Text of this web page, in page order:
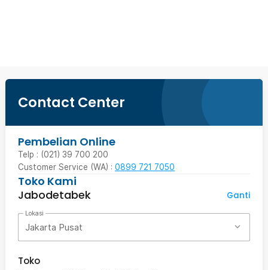
Contact Center
Pembelian Online
Telp : (021) 39 700 200
Customer Service (WA) : 0899 721 7050
Toko Kami
Jabodetabek
Ganti
Lokasi
Jakarta Pusat
Toko